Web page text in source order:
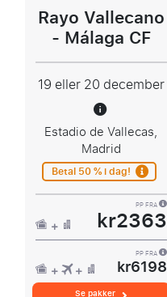
Rayo Vallecano
- Málaga CF
19 eller 20 december
Estadio de Vallecas,
Madrid
Betal 50 % i dag!
PP FRA
kr2363
PP FRA
kr6198
Se pakker